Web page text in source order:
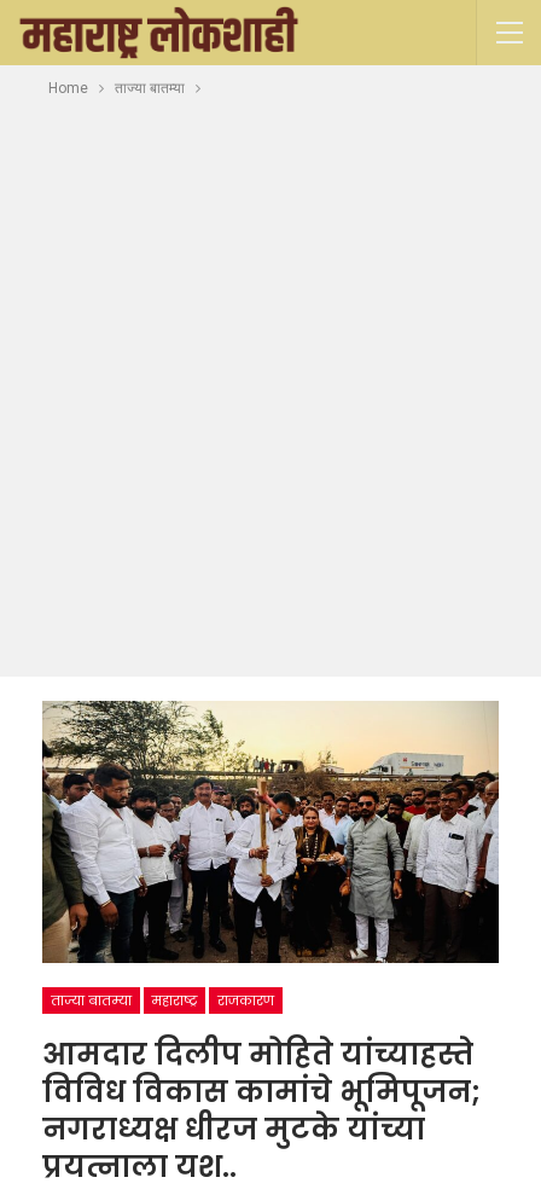
Home ताज्या बातम्या
ताज्या बातम्या महाराष्ट्र राजकारण
आमदार दिलीप मोहिते यांच्याहस्ते
विविध विकास कामांचे भूमिपूजन;
नगराध्यक्ष धीरज मुटके यांच्या
प्रयत्नाला यश..